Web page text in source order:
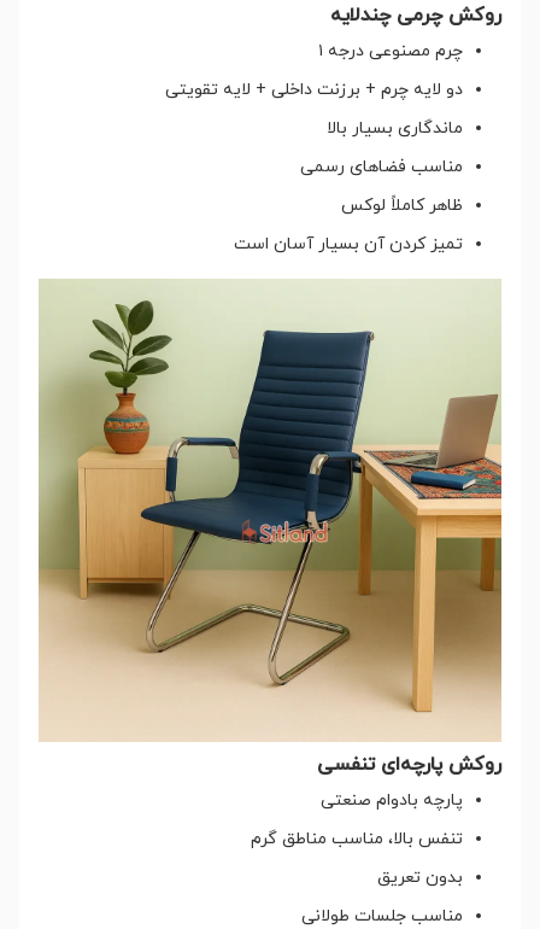
روکش چرمی چندلایه
چرم مصنوعی درجه ۱
دو لایه چرم + برزنت داخلی + لایه تقویتی
ماندگاری بسیار بالا
مناسب فضاهای رسمی
ظاهر کاملاً لوکس
تمیز کردن آن بسیار آسان است
روکش پارچه‌ای تنفسی
پارچه بادوام صنعتی
تنفس بالا، مناسب مناطق گرم
بدون تعریق
مناسب جلسات طولانی